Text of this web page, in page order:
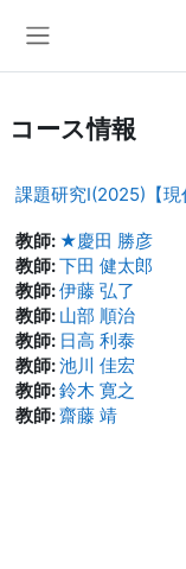
コース情報
課題研究Ⅰ(2025)【現
教師: ★慶田 勝彦
教師:下田 健太郎
教師:伊藤 弘了
教師: 山部 順治
教師: 日高 利泰
教師:池川 佳宏
教師:鈴木 寛之
教師:齋藤 靖